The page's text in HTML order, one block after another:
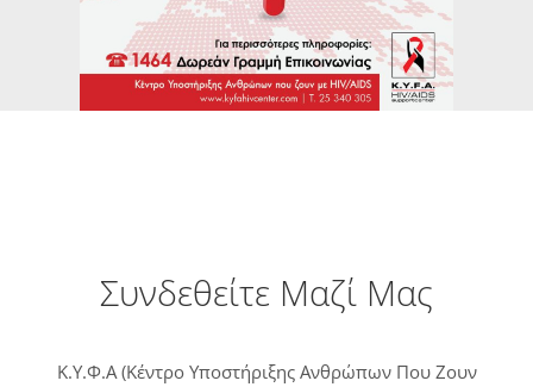
Συνδεθείτε Μαζί Μας
Κ.Υ.Φ.Α (Κέντρο Υποστήριξης Ανθρώπων Που Ζουν